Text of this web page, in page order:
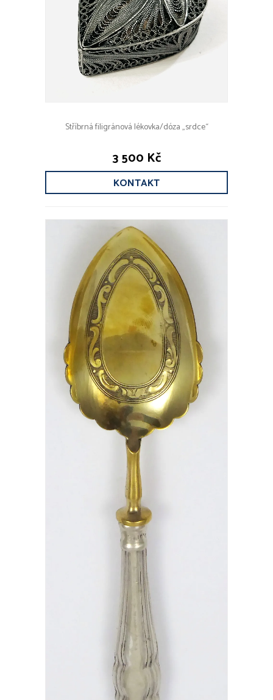
Stříbrná filigránová lékovka/dóza „srdce“
3 500 Kč
KONTAKT